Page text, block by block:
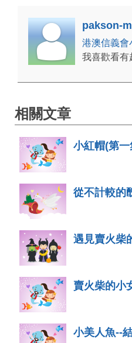
pakson-
港澳信義會
我喜歡看有
相關文章
小紅帽(第一
從不計較的
遇見賣火柴
賣火柴的小
小美人魚--